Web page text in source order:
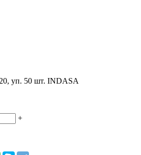
уп. 50 шт. INDASA
+